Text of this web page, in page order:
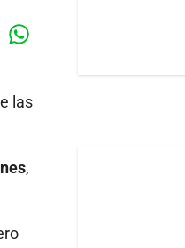
las
,